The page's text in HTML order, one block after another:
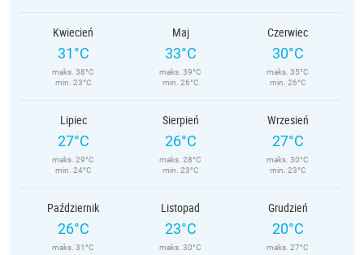
Kwiecień
31°C
maks. 38°C
min. 23°C
Maj
33°C
maks. 39°C
min. 26°C
Czerwiec
30°C
maks. 35°C
min. 26°C
Lipiec
27°C
maks. 29°C
min. 24°C
Sierpień
26°C
maks. 28°C
min. 23°C
Wrzesień
27°C
maks. 30°C
min. 23°C
Październik
26°C
maks. 31°C
Listopad
23°C
maks. 30°C
Grudzień
20°C
maks. 27°C